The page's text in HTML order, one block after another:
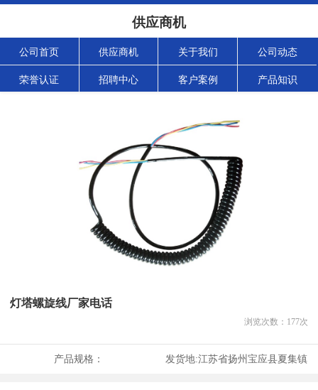
供应商机
公司首页 供应商机 关于我们 公司动态
荣誉认证 招聘中心 客户案例 产品知识
灯塔螺旋线厂家电话
浏览次数： 177次
产品规格： 发货地:江苏省扬州宝应县夏集镇